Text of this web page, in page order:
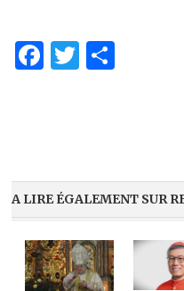
Facebook
Twitter
A LIRE ÉGALEMENT SUR